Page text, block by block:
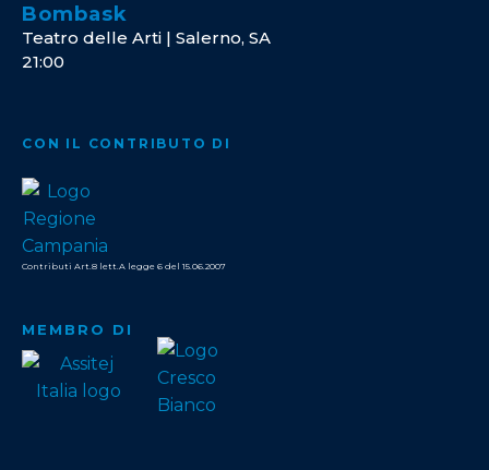
Bombask
Teatro delle Arti | Salerno, SA
21:00
CON IL CONTRIBUTO DI
Contributi Art.8 lett.A legge 6 del 15.06.2007
MEMBRO DI